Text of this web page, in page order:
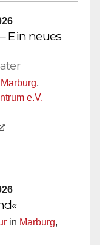
Ein neues
Marburg,
e.V.
in Marburg,